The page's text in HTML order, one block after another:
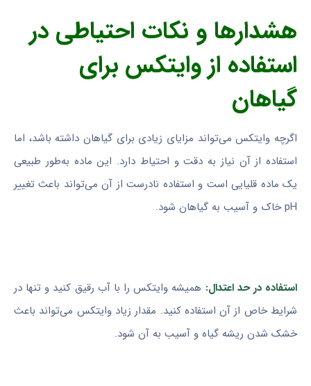
هشدارها و نکات احتیاطی در
استفاده از وایتکس برای
گیاهان
اگرچه وایتکس می‌تواند مزایای زیادی برای گیاهان داشته باشد، اما
استفاده از آن نیاز به دقت و احتیاط دارد. این ماده به‌طور طبیعی
یک ماده قلیایی است و استفاده نادرست از آن می‌تواند باعث تغییر
pH خاک و آسیب به گیاهان شود.
استفاده در حد اعتدال: همیشه وایتکس را با آب رقیق کنید و تنها در
شرایط خاص از آن استفاده کنید. مقدار زیاد وایتکس می‌تواند باعث
خشک شدن ریشه گیاه و آسیب به آن شود.